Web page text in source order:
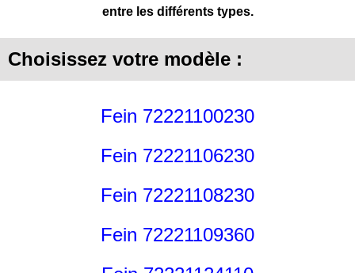
entre les différents types.
Choisissez votre modèle :
Fein 72221100230
Fein 72221106230
Fein 72221108230
Fein 72221109360